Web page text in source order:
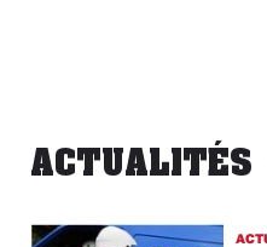
ACTUALITÉS